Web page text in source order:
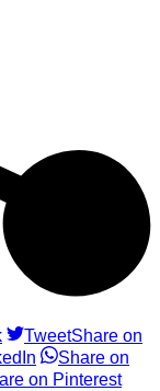
TweetShare on
Share on
on Pinterest